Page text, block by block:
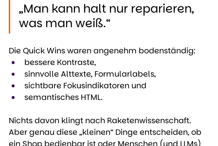
„Man kann halt nur reparieren,
was man weiß.“
Die Quick Wins waren angenehm bodenständig:
bessere Kontraste,
sinnvolle Alttexte, Formularlabels,
sichtbare Fokusindikatoren und
semantisches HTML.
Nichts davon klingt nach Raketenwissenschaft.
Aber genau diese „kleinen“ Dinge entscheiden, ob